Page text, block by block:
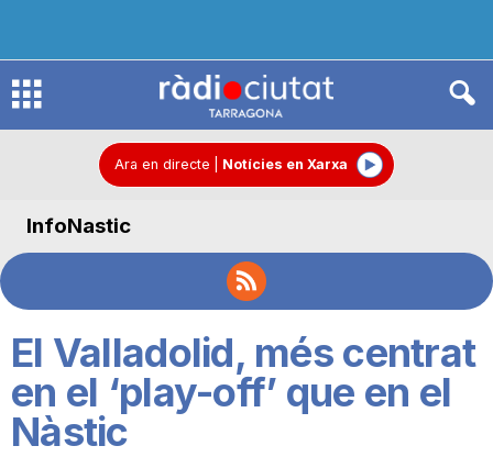
R
d
C
Ara en directe Notícies en Xarxa
InfoNastic
El Valladolid, més centrat
en el ‘play-off’ que en el
Nàstic